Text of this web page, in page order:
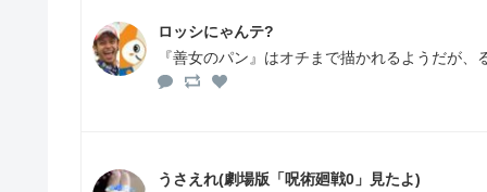
ロッシにゃんテ?
『善女のパン』はオチまで描かれるようだが
うさえれ(劇場版「呪術廻戦0」見たよ)